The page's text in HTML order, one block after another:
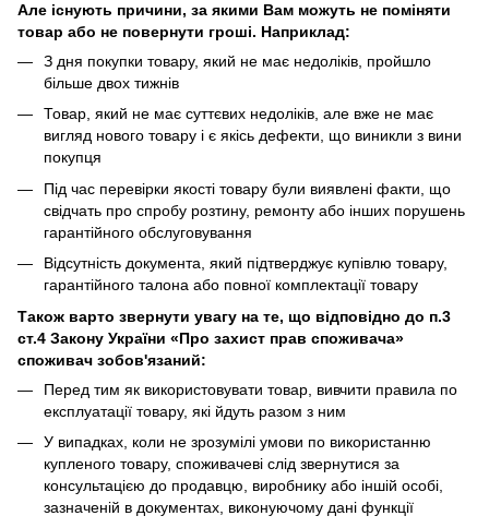
Але існують причини, за якими Вам можуть не поміняти
товар або не повернути гроші. Наприклад:
З дня покупки товару, який не має недоліків, пройшло
більше двох тижнів
Товар, який не має суттєвих недоліків, але вже не має
вигляд нового товару і є якісь дефекти, що виникли з вини
покупця
Під час перевірки якості товару були виявлені факти, що
свідчать про спробу розтину, ремонту або інших порушень
гарантійного обслуговування
Відсутність документа, який підтверджує купівлю товару,
гарантійного талона або повної комплектації товару
Також варто звернути увагу на те, що відповідно до п.3
ст.4 Закону України «Про захист прав споживача»
споживач зобов'язаний:
Перед тим як використовувати товар, вивчити правила по
експлуатації товару, які йдуть разом з ним
У випадках, коли не зрозумілі умови по використанню
купленого товару, споживачеві слід звернутися за
консультацією до продавцю, виробнику або іншій особі,
зазначеній в документах, виконуючому дані функції